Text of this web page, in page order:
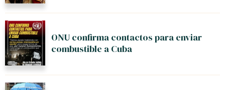
ONU confirma contactos para enviar
combustible a Cuba